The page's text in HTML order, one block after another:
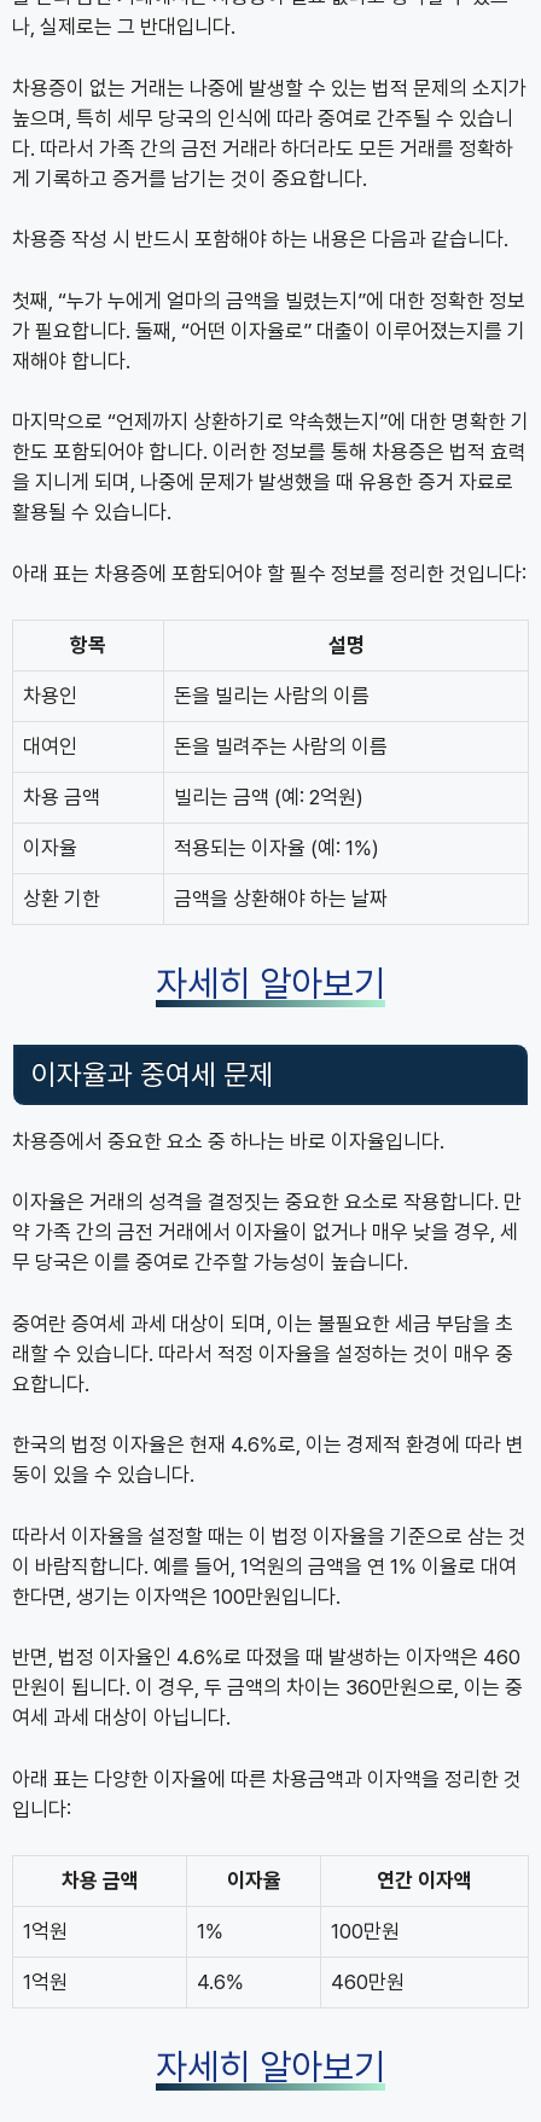
나, 실제로는 그 반대입니다.
차용증이 없는 거래는 나중에 발생할 수 있는 법적 문제의 소지가
높으며, 특히 세무 당국의 인식에 따라 중여로 간주될 수 있습니
다. 따라서 가족 간의 금전 거래라 하더라도 모든 거래를 정확하
게 기록하고 증거를 남기는 것이 중요합니다.
차용증 작성 시 반드시 포함해야 하는 내용은 다음과 같습니다.
첫째, “누가 누에게 얼마의 금액을 빌렸는지”에 대한 정확한 정보
가 필요합니다. 둘째, “어떤 이자율로” 대출이 이루어졌는지를 기
재해야 합니다.
마지막으로 “언제까지 상환하기로 약속했는지”에 대한 명확한 기
한도 포함되어야 합니다. 이러한 정보를 통해 차용증은 법적 효력
을 지니게 되며, 나중에 문제가 발생했을 때 유용한 증거 자료로
활용될 수 있습니다.
아래 표는 차용증에 포함되어야 할 필수 정보를 정리한 것입니다:
항목 설명
차용인 돈을 빌리는 사람의 이름
대여인 돈을 빌려주는 사람의 이름
차용 금액 빌리는 금액 (예: 2억원)
이자율 적용되는 이자율 (예: 1%)
상환 기한 금액을 상환해야 하는 날짜
자세히 알아보기
이자율과 중여세 문제
차용증에서 중요한 요소 중 하나는 바로 이자율입니다.
이자율은 거래의 성격을 결정짓는 중요한 요소로 작용합니다. 만
약 가족 간의 금전 거래에서 이자율이 없거나 매우 낮을 경우, 세
무 당국은 이를 중여로 간주할 가능성이 높습니다.
중여란 증여세 과세 대상이 되며, 이는 불필요한 세금 부담을 초
래할 수 있습니다. 따라서 적정 이자율을 설정하는 것이 매우 중
요합니다.
한국의 법정 이자율은 현재 4.6%로, 이는 경제적 환경에 따라 변
동이 있을 수 있습니다.
따라서 이자율을 설정할 때는 이 법정 이자율을 기준으로 삼는 것
이 바람직합니다. 예를 들어, 1억원의 금액을 연 1% 이율로 대여
한다면, 생기는 이자액은 100만원입니다.
반면, 법정 이자율인 4.6%로 따졌을 때 발생하는 이자액은 460
만원이 됩니다. 이 경우, 두 금액의 차이는 360만원으로, 이는 중
여세 과세 대상이 아닙니다.
아래 표는 다양한 이자율에 따른 차용금액과 이자액을 정리한 것
입니다:
차용 금액 이자율 연간 이자액
1억원 1% 100만원
1억원 4.6% 460만원
자세히 알아보기